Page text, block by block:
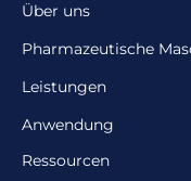
Über uns
Pharmazeutische
Leistungen
Anwendung
Ressourcen